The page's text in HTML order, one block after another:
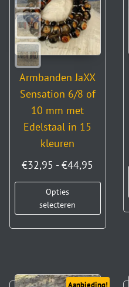
Armbanden JaXX
Sensation 6/8 of
10 mm met
Edelstaal in 15
kleuren
€32,95 - €44,95
Opties
selecteren
Aanbieding!